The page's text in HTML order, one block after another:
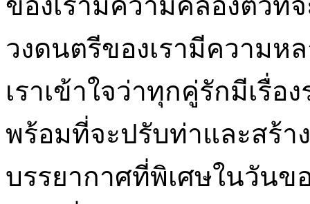
ของเรามีความคล่องตัวที่
วงดนตรีของเรามีความห
เราเข้าใจว่าทุกคู่รักมีเรื่อ
พร้อมที่จะปรับท่าและสร้า
บรรยากาศที่พิเศษในวันข